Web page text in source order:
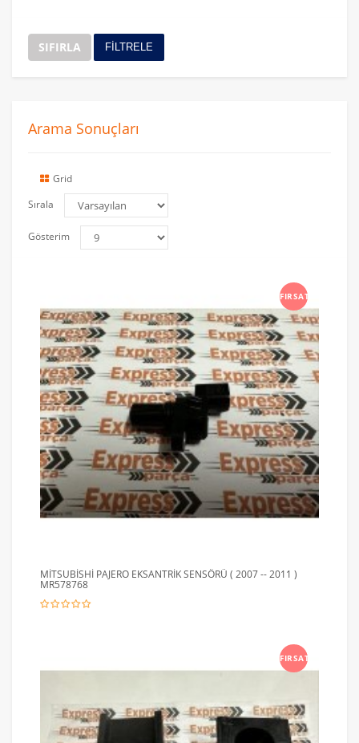
SIFIRLA FİLTRELE
Arama Sonuçları
Grid
Sırala
Gösterim
FIRSAT
MİTSUBİSHİ PAJERO EKSANTRİK SENSÖRÜ ( 2007 -- 2011 )
MR578768
FIRSAT